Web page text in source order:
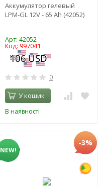
Аккумулятор гелевый
LPM-GL 12V - 65 Ah (42052)
Арт: 42052
Код: 997041
0
У кошик
В наявності
NEW!
-3%